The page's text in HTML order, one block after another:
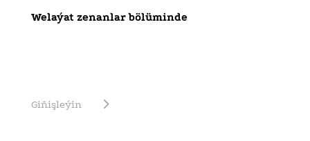
Welaýat zenanlar bölüminde
Giňişleýin